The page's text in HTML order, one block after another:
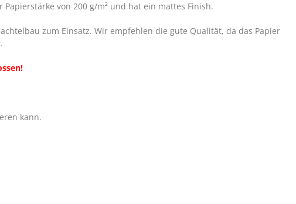
von 200 g/m² und hat ein mattes Finish.
zum Einsatz. Wir empfehlen die gute Qualität, da das Papier
kann.